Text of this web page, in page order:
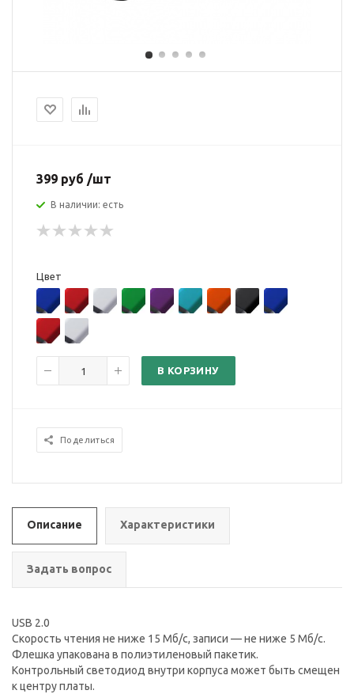
399 руб /шт
В наличии: есть
Цвет
В КОРЗИНУ
Поделиться
Описание Характеристики
Задать вопрос
USB 2.0
Скорость чтения не ниже 15 Мб/с, записи — не ниже 5 Мб/с.
Флешка упакована в полиэтиленовый пакетик.
Контрольный светодиод внутри корпуса может быть смещен
к центру платы.